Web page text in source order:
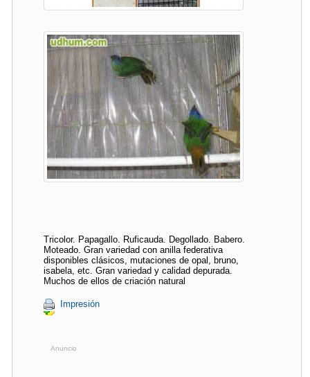
Tricolor. Papagallo. Ruficauda. Degollado. Babero.
Moteado. Gran variedad con anilla federativa
disponibles clásicos, mutaciones de opal, bruno,
isabela, etc. Gran variedad y calidad depurada.
Muchos de ellos de criación natural
Impresión
Anuncio